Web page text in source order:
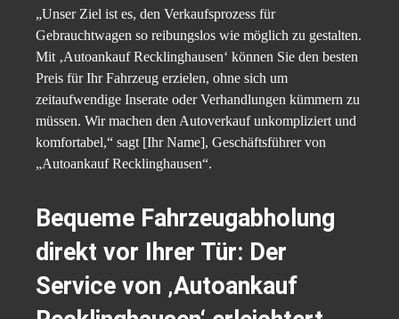
„Unser Ziel ist es, den Verkaufsprozess für
Gebrauchtwagen so reibungslos wie möglich zu gestalten.
Mit ‚Autoankauf Recklinghausen‘ können Sie den besten
Preis für Ihr Fahrzeug erzielen, ohne sich um
zeitaufwendige Inserate oder Verhandlungen kümmern zu
müssen. Wir machen den Autoverkauf unkompliziert und
komfortabel,“ sagt [Ihr Name], Geschäftsführer von
„Autoankauf Recklinghausen“.
Bequeme Fahrzeugabholung
direkt vor Ihrer Tür: Der
Service von ‚Autoankauf